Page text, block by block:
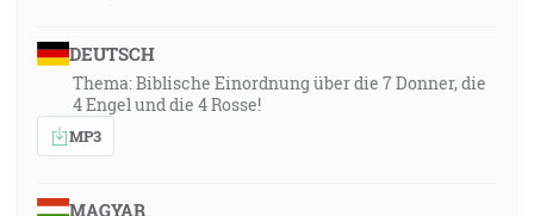
DEUTSCH
Thema: Biblische Einordnung über die 7 Donner, die
4 Engel und die 4 Rosse!
MP3
MAGYAR